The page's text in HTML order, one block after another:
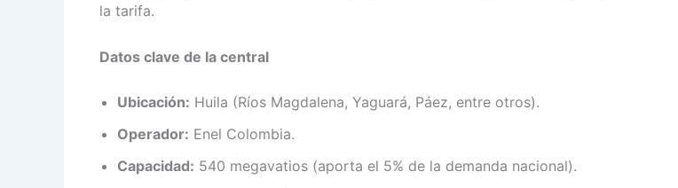
la tarifa.
Datos clave de la central
Ubicación: Huila (Ríos Magdalena, Yaguará, Páez, entre otros).
Operador: Enel Colombia.
Capacidad: 540 megavatios (aporta el 5% de la demanda nacional).